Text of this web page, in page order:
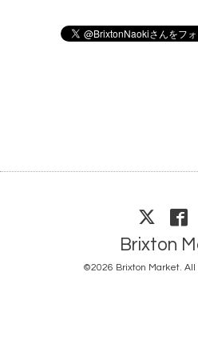
Brixton
©2026 Brixton Market.